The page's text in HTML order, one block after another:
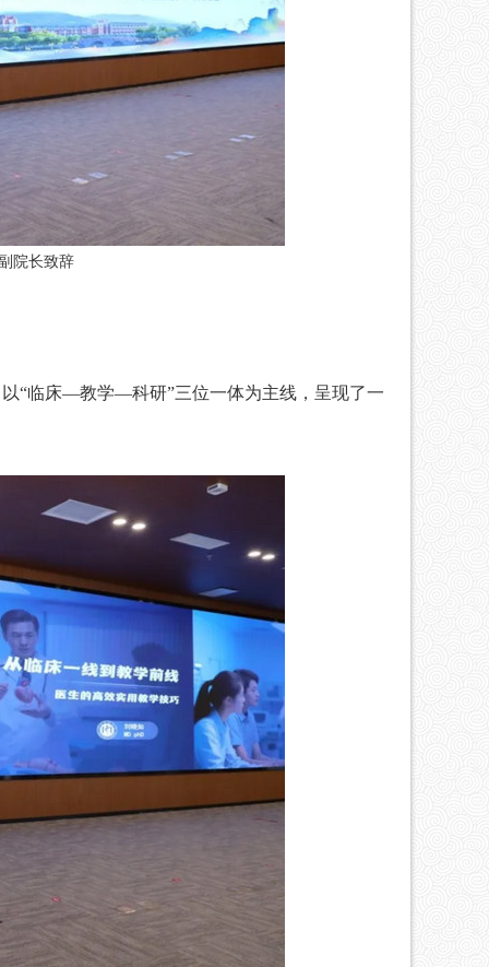
院长致辞
“临床—教学—科研”三位一体为主线，呈现了一